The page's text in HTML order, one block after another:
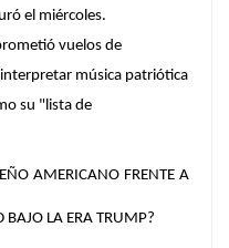
el miércoles.
vuelos de
música patriótica
su "lista de
AMERICANO FRENTE A
BAJO LA ERA TRUMP?